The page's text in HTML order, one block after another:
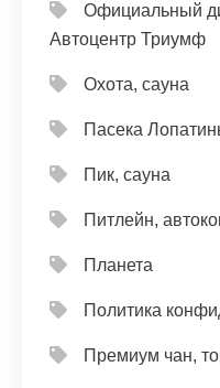
Официальный
Автоцентр Триумф
Охота, сауна
Пасека
Пик, сауна
Питлейн,
Планета
Политика
Премиум чан,